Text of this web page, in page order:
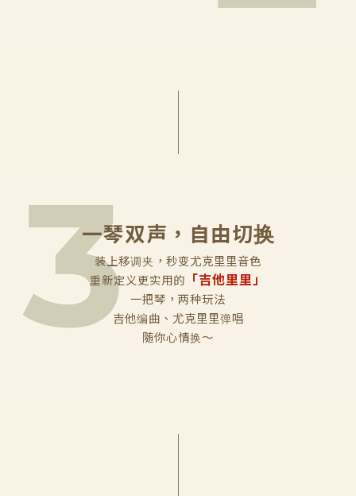
一琴双声，自由切换
装上移调夹，秒变尤克里里音色
重新定义更实用的 「吉他里里」
一把琴，两种玩法
吉他编曲、尤克里里弹唱
随你心情换～